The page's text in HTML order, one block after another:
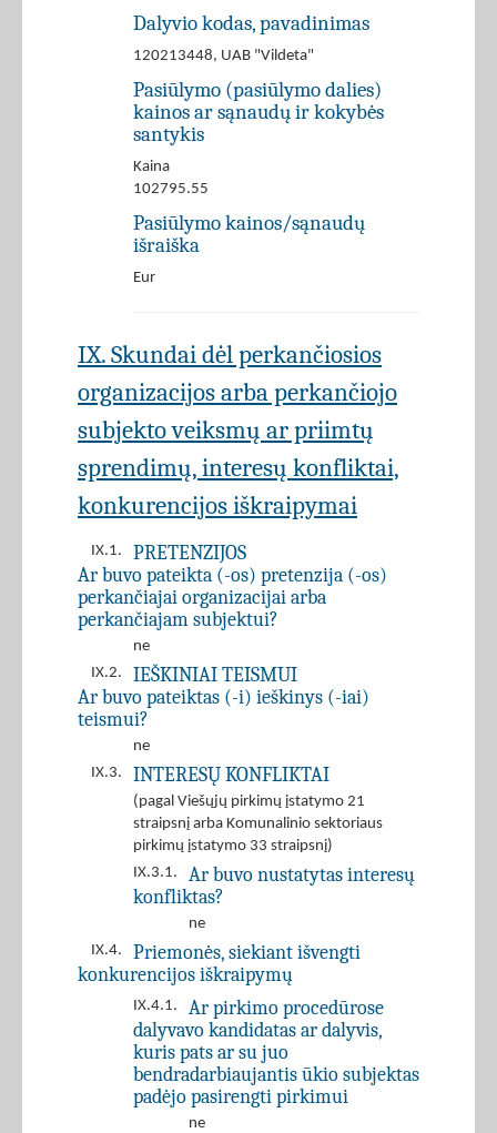
Dalyvio kodas, pavadinimas
120213448, UAB "Vildeta"
Pasiūlymo (pasiūlymo dalies)
kainos ar sąnaudų ir kokybės
santykis
Kaina
102795.55
Pasiūlymo kainos/sąnaudų
išraiška
Eur
IX. Skundai dėl perkančiosios
organizacijos arba perkančiojo
subjekto veiksmų ar priimtų
sprendimų, interesų konfliktai,
konkurencijos iškraipymai
IX.1.
PRETENZIJOS
Ar buvo pateikta (-os) pretenzija (-os)
perkančiajai organizacijai arba
perkančiajam subjektui?
ne
IX.2.
IEŠKINIAI TEISMUI
Ar buvo pateiktas (-i) ieškinys (-iai)
teismui?
ne
IX.3.
INTERESŲ KONFLIKTAI
(pagal Viešųjų pirkimų įstatymo 21
straipsnį arba Komunalinio sektoriaus
pirkimų įstatymo 33 straipsnį)
IX.3.1.
Ar buvo nustatytas interesų
konfliktas?
ne
IX.4.
Priemonės, siekiant išvengti
konkurencijos iškraipymų
IX.4.1.
Ar pirkimo procedūrose
dalyvavo kandidatas ar dalyvis,
kuris pats ar su juo
bendradarbiaujantis ūkio subjektas
padėjo pasirengti pirkimui
ne